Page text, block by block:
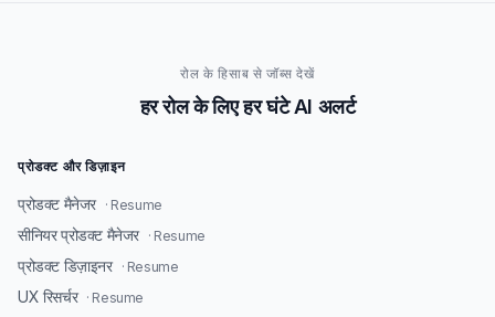
रोल के हिसाब से जॉब्स देखें
हर रोल के लिए हर घंटे AI अलर्ट
प्रोडक्ट और डिज़ाइन
प्रोडक्ट मैनेजर · Resume
सीनियर प्रोडक्ट मैनेजर · Resume
प्रोडक्ट डिज़ाइनर · Resume
UX रिसर्चर · Resume